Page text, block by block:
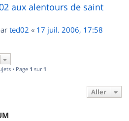
aux alentours de saint
ted02 « 17 juil. 2006, 17:58
• Page 1 sur 1
Aller